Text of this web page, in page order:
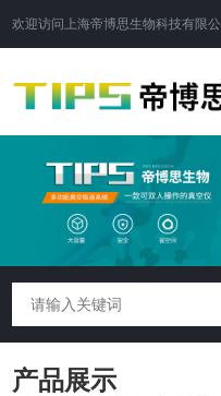
欢迎访问 上海帝博思生物科技有限公司
产品展示